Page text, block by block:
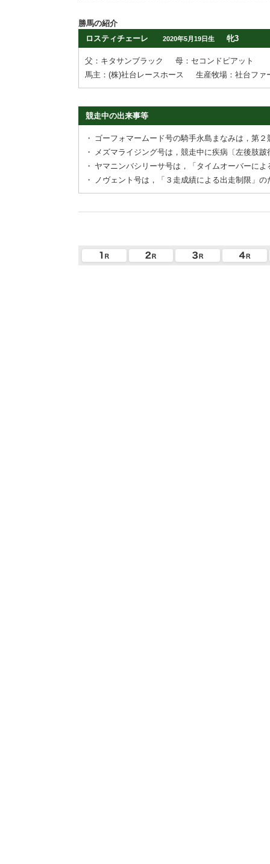
勝馬の紹介
ロスティチェーレ
2020年5月19日生 牝3
父：キタサンブラック
母：セコンドピアット
馬主：(株)社台レースホース
生産牧場：社台ファ
競走中の出来事等
・
ゴーフォマームード号の騎手永島まなみは，第
・
メズマライジング号は，競走中に疾病〔左後肢
・ ヤマニンバシリーサ号は，「タイムオーバーに
・
ノヴェント号は，「３走成績による出走制限」